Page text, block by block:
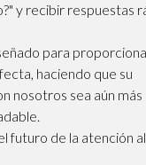
y recibir respuestas
para
haciendo que su
nosotros sea aún más
futuro de la atención